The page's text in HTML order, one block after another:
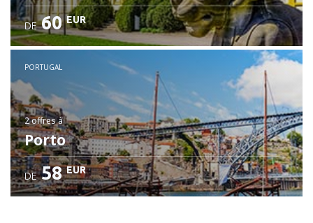
DE 60 EUR
PORTUGAL
2 offresà
Porto
DE 58 EUR